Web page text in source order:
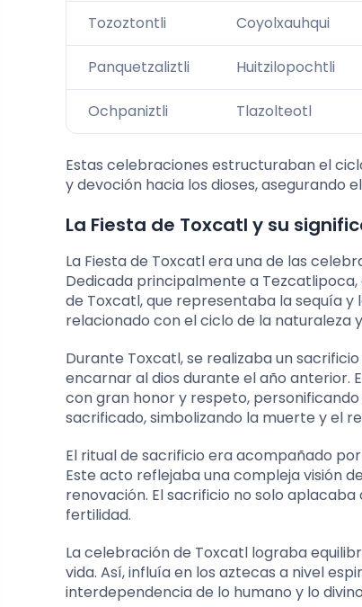
Tozoztontli Coyolxauhqui
Panquetzaliztli Huitzilopochtli
Ochpaniztli Tlazolteotl
Estas celebraciones estructuraban el
y devoción hacia los dioses, asegurando
La Fiesta de Toxcatl y su
La Fiesta de Toxcatl era una de las
Dedicada principalmente a
de Toxcatl, que representaba la sequía
relacionado con el ciclo de la naturaleza
Durante Toxcatl, se realizaba un
encarnar al dios durante el año anterior.
con gran honor y respeto,
sacrificado, simbolizando la muerte y el
El ritual de sacrificio era acompañado
Este acto reflejaba una compleja visión
renovación. El sacrificio no solo
fertilidad.
La celebración de Toxcatl lograba
vida. Así, influía en los aztecas a nivel
interdependencia de lo humano y lo